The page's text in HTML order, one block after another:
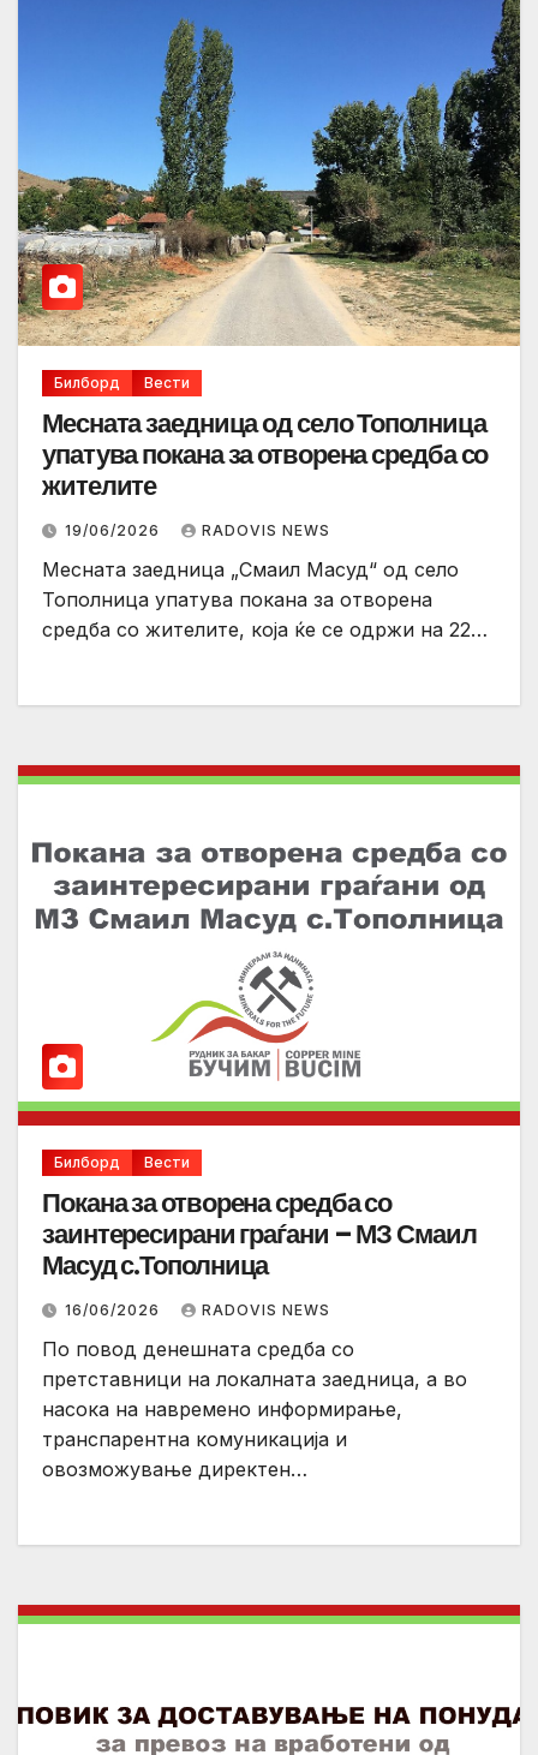
Билборд Вести
Месната заедница од село Тополница
упатува покана за отворена средба со
жителите
19/06/2026 RADOVIS NEWS
Месната заедница „Смаил Масуд“ од село
Тополница упатува покана за отворена
средба со жителите, која ќе се одржи на 22…
Билборд Вести
Покана за отворена средба со
заинтересирани граѓани – МЗ Смаил
Масуд с.Тополница
16/06/2026 RADOVIS NEWS
По повод денешната средба со
претставници на локалната заедница, а во
насока на навремено информирање,
транспарентна комуникација и
овозможување директен…